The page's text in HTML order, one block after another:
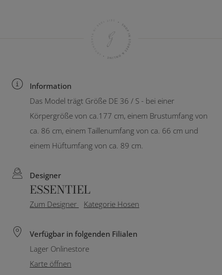
Information
Das Model trägt Größe DE 36 / S - bei einer
Körpergröße von ca.177 cm, einem Brustumfang von
ca. 86 cm, einem Taillenumfang von ca. 66 cm und
einem Hüftumfang von ca. 89 cm.
Designer
ESSENTIEL
Zum Designer Kategorie Hosen
Verfügbar in folgenden Filialen
Lager Onlinestore
Karte öffnen